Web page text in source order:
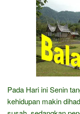
Pada Hari ini Senin
kehidupan makin